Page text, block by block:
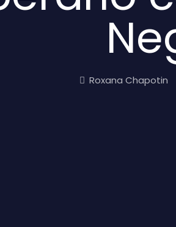
Roxana Chapotin